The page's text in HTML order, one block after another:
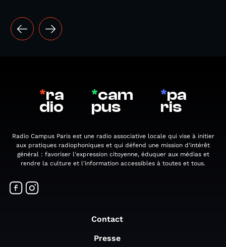
*ra
dio
*cam
pus
*pa
ris
Radio Campus Paris est une radio associative locale qui vise à initier
aux pratiques radiophoniques et qui défend une mission d'intérêt
général : favoriser l'expression citoyenne, éduquer aux médias et
rendre la culture et l'information accessibles à toutes et tous.
Contact
Presse